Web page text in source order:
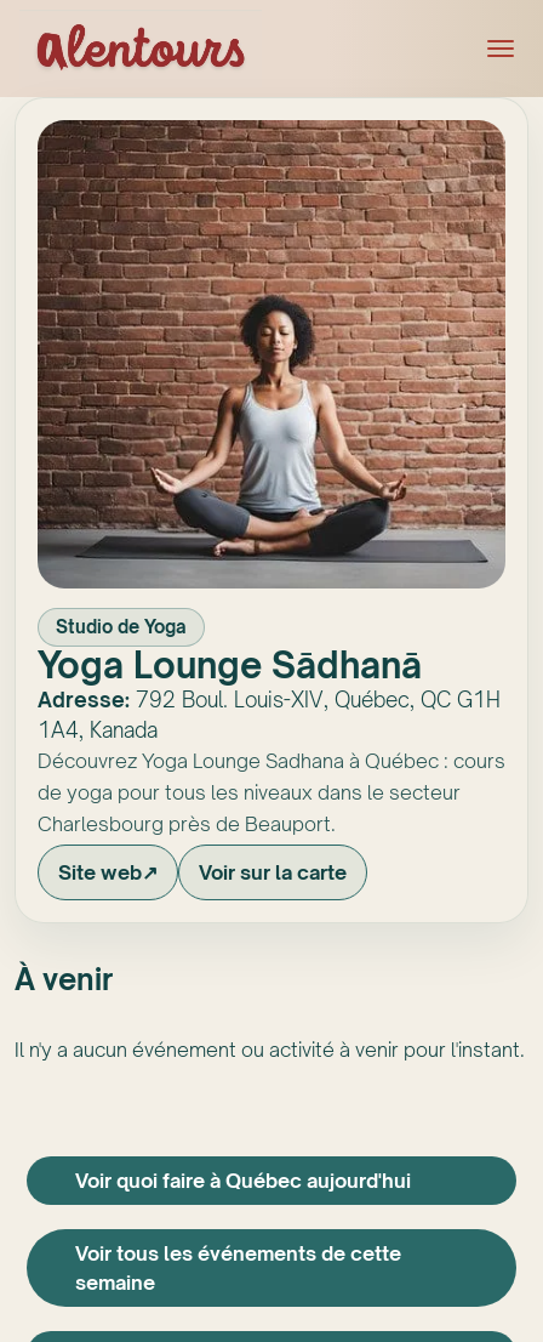
Studio de Yoga
Yoga Lounge Sādhanā
Adresse: 792 Boul. Louis-XIV, Québec, QC G1H
1A4, Kanada
Découvrez Yoga Lounge Sadhana à Québec : cours
de yoga pour tous les niveaux dans le secteur
Charlesbourg près de Beauport.
Site web↗ Voir sur la carte
À venir
Il n'y a aucun événement ou activité à venir pour l'instant.
Voir quoi faire à Québec aujourd'hui
Voir tous les événements de cette
semaine